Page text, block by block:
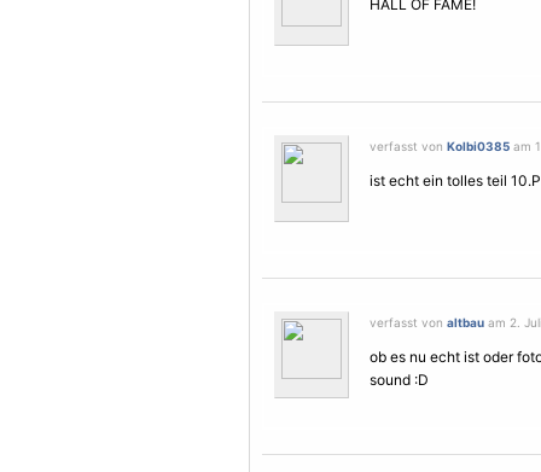
HALL OF FAME!
verfasst von Kolbi0385 am
ist echt ein tolles teil 10.P
verfasst von altbau am 2.
ob es nu echt ist oder
sound :D